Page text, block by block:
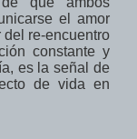
el amor
re-encuentro
constante y
es la señal de
de vida en